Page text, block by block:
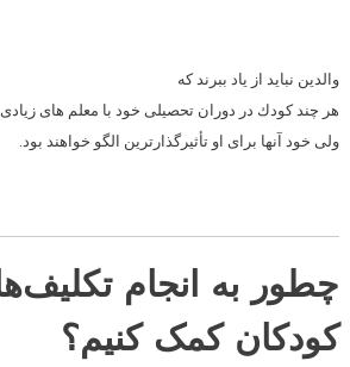
والدین نباید از یاد ببرند كه
هر چند كودك در دوران تحصیلی خود با معلم های
ولی خود آنها برای او تأثیرگذارترین الگو خواهند بود.
چطور به انجام
کودکان کمک کنیم؟